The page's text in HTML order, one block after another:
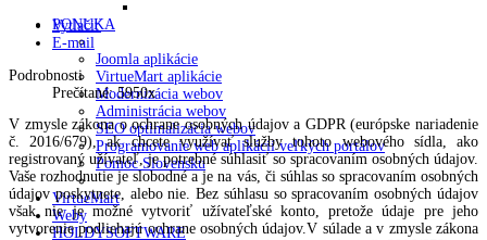
PONUKA
Joomla aplikácie
VirtueMart aplikácie
Modernizácia webov
Administrácia webov
SEO optimalizácia webov
Programovanie web aplikácií veľkých portálov
Pomoc Slovensku
VirtueMart
Weby
HOLDYSOFTWARE
Vytlačiť
E-mail
Podrobnosti
Prečítané: 5950x
V zmysle zákona o ochrane osobných údajov a GDPR (európske nariadenie
č. 2016/679), ak chcete využívať služby tohoto webového sídla, ako
registrovaný užívateľ, je potrebné súhlasiť so spracovaním osobných údajov.
Vaše rozhodnutie je slobodné a je na vás, či súhlas so spracovaním osobných
údajov poskytnete, alebo nie. Bez súhlasu so spracovaním osobných údajov
však nie je možné vytvoriť užívateľské konto, pretože údaje pre jeho
vytvorenie podliehajú ochrane osobných údajov.V súlade a v zmysle zákona